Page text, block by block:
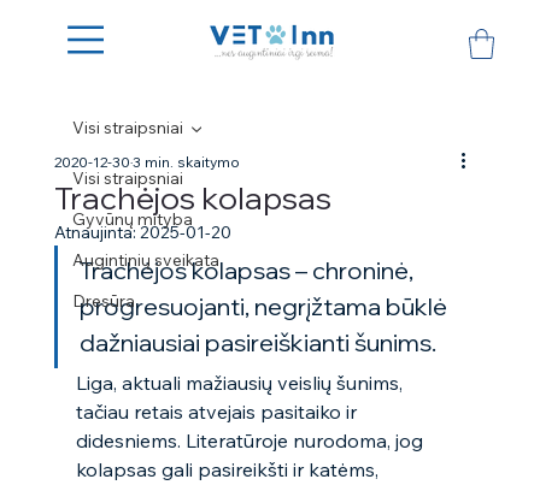
Visi straipsniai
Gyvūnų mityba
Augintinių sveikata
Dresūra
Visi straipsniai
Trachėjos kolapsas
2020-12-303 min. skaitymo
Atnaujinta:2025-01-20
Trachėjos kolapsas – chroninė,
progresuojanti, negrįžtama būklė
dažniausiai pasireiškianti šunims.
Liga, aktuali mažiausių veislių šunims,
tačiau retais atvejais pasitaiko ir
didesniems. Literatūroje nurodoma, jog
kolapsas gali pasireikšti ir katėms,